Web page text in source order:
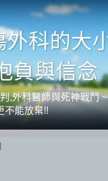
外科的大
負與信念
,外科醫師與死神戰鬥
不能放棄!!